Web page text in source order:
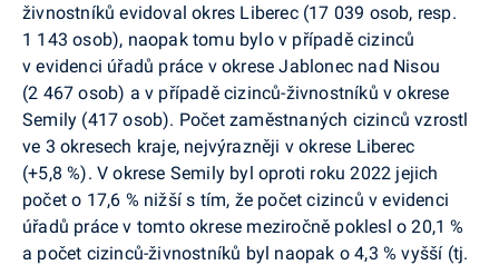
živnostníků evidoval okres Liberec (17 039 osob, resp.
1 143 osob), naopak tomu bylo v případě cizinců
v evidenci úřadů práce v okrese Jablonec nad Nisou
(2 467 osob) a v případě cizinců-živnostníků v okrese
Semily (417 osob). Počet zaměstnaných cizinců vzrostl
ve 3 okresech kraje, nejvýrazněji v okrese Liberec
(+5,8 %). V okrese Semily byl oproti roku 2022 jejich
počet o 17,6 % nižší s tím, že počet cizinců v evidenci
úřadů práce v tomto okrese meziročně poklesl o 20,1 %
a počet cizinců-živnostníků byl naopak o 4,3 % vyšší (tj.